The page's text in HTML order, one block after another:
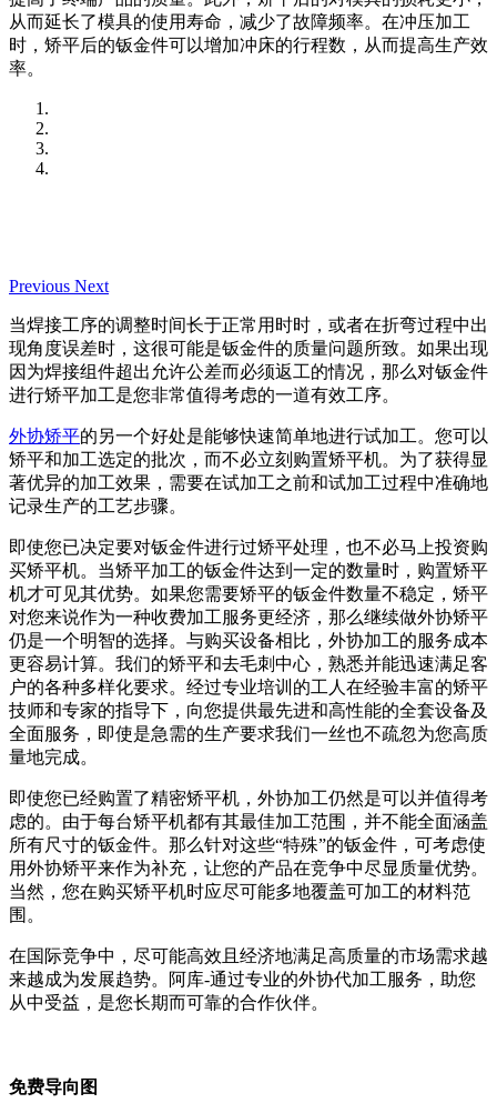
从而延长了模具的使用寿命，减少了故障频率。在冲压加工
时，矫平后的钣金件可以增加冲床的行程数，从而提高生产效
率。
Previous Next
当焊接工序的调整时间长于正常用时时，或者在折弯过程中出
现角度误差时，这很可能是钣金件的质量问题所致。如果出现
因为焊接组件超出允许公差而必须返工的情况，那么对钣金件
进行矫平加工是您非常值得考虑的一道有效工序。
外协矫平的另一个好处是能够快速简单地进行试加工。您可以
矫平和加工选定的批次，而不必立刻购置矫平机。为了获得显
著优异的加工效果，需要在试加工之前和试加工过程中准确地
记录生产的工艺步骤。
即使您已决定要对钣金件进行过矫平处理，也不必马上投资购
买矫平机。当矫平加工的钣金件达到一定的数量时，购置矫平
机才可见其优势。如果您需要矫平的钣金件数量不稳定，矫平
对您来说作为一种收费加工服务更经济，那么继续做外协矫平
仍是一个明智的选择。与购买设备相比，外协加工的服务成本
更容易计算。我们的矫平和去毛刺中心，熟悉并能迅速满足客
户的各种多样化要求。经过专业培训的工人在经验丰富的矫平
技师和专家的指导下，向您提供最先进和高性能的全套设备及
全面服务，即使是急需的生产要求我们一丝也不疏忽为您高质
量地完成。
即使您已经购置了精密矫平机，外协加工仍然是可以并值得考
虑的。由于每台矫平机都有其最佳加工范围，并不能全面涵盖
所有尺寸的钣金件。那么针对这些“特殊”的钣金件，可考虑使
用外协矫平来作为补充，让您的产品在竞争中尽显质量优势。
当然，您在购买矫平机时应尽可能多地覆盖可加工的材料范
围。
在国际竞争中，尽可能高效且经济地满足高质量的市场需求越
来越成为发展趋势。阿库-通过专业的外协代加工服务，助您
从中受益，是您长期而可靠的合作伙伴。
免费导向图